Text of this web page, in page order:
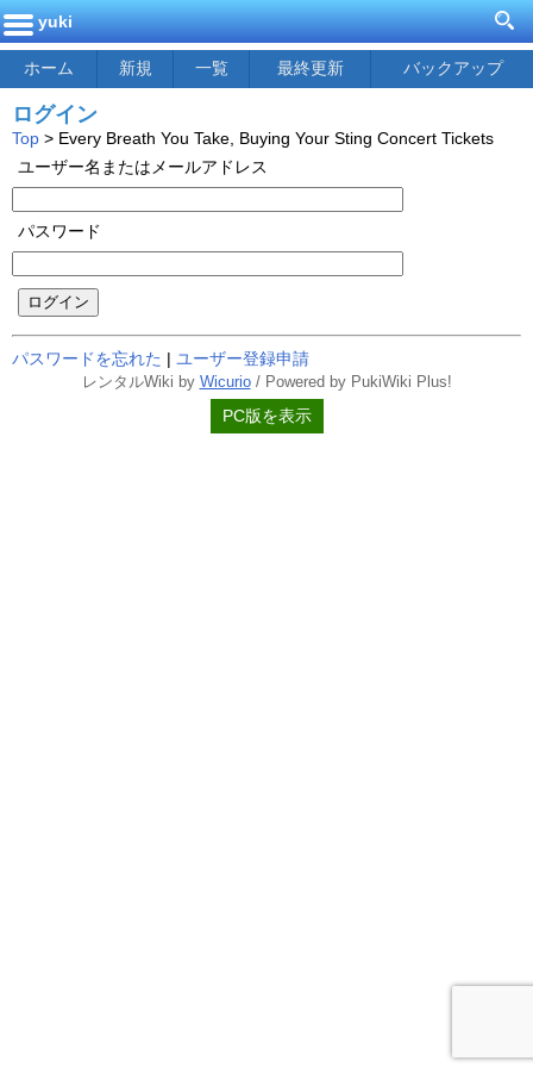
yuki
ホーム 新規 一覧 最終更新 バックアップ
ログイン
Top > Every Breath You Take, Buying Your Sting Concert Tickets
ユーザー名またはメールアドレス
パスワード
ログイン
パスワードを忘れた | ユーザー登録申請
レンタルWiki by Wicurio/ Powered by PukiWiki Plus!
PC版を表示